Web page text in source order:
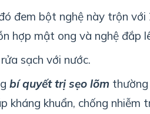
đem bột nghệ này trộn
hợp mật ong và nghệ đắp
sạch với nước.
bí quyết trị sẹo lõm
kháng khuẩn, chống nhiễm